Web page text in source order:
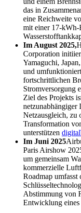
das in
eine Reichweite
mit einer 17-kWh-
Im August 2025,
Corporation
Yamaguchi,
und
fortschrittlichen
Stromversorgung
Ziel des Projekts
netzunabhängiger
Netzausgleich, zu
Transformation
unterstützen digital
Im Juni 2025
Paris Airshow
um gemeinsam
kommerzielle
Roadmap
Abstimmung von
Entwicklung